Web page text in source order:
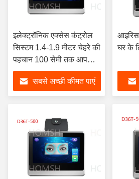
इलेक्ट्रॉनिक एक्सेस कंट्रोल
सिस्टम 1.4-1.9 मीटर चेहरे की
पहचान 100 सेमी तक आपके
घर और कार्यालय के लिए उन्नत
सुरक्षा सबसे अच्छी कीमत पाएं
घर के